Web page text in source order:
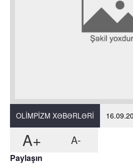
OLIMPIZM XƏBƏRLƏRI
A+ A-
Paylaşın